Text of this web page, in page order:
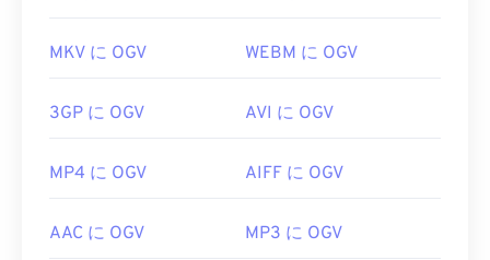
MKV に OGV WEBM に OGV
3GP に OGV AVI に OGV
MP4 に OGV AIFF に OGV
AAC に OGV MP3 に OGV